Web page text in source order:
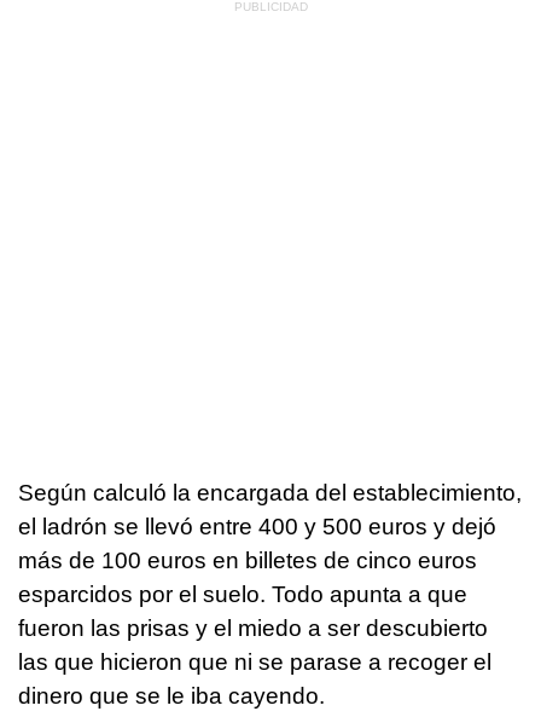
Según calculó la encargada del establecimiento,
el ladrón se llevó entre 400 y 500 euros y dejó
más de 100 euros en billetes de cinco euros
esparcidos por el suelo. Todo apunta a que
fueron las prisas y el miedo a ser descubierto
las que hicieron que ni se parase a recoger el
dinero que se le iba cayendo.